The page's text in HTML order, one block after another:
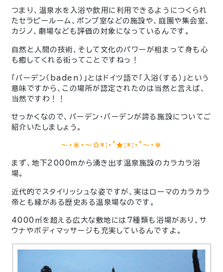
つまり、温泉水を入浴や飲用に利用できるようにつくられ
たセラピールーム、ポンプ室などの施設や、庭園や集会室、
カジノ、劇場なども評価の対象になっているんです。
自然と人間の技術、そして文化のパワーが相まって身も心
も癒してくれる街ってことですねっ！
「バーデン（baden）」とはドイツ語で「入浴（する）」という
意味ですから、この場所が認定されたのは当然と言えば、
当然ですわ！！
せっかくなので、バーデン・バーデンが誇る施設についてご
紹介いたしましょう。
～・＊・～☆*:・°★:*:・°～・＊
まず、地下2000mから湧き出す温泉施設のカラカラ浴
場。
近代的でスタイリッシュな姿ですが、実はローマのカラカラ
帝とも縁がある歴史ある温泉場なのです。
4000㎡を超える広大な敷地には7種類も浴場があり、サ
ウナやボディマッサージも充実しているんですよ。